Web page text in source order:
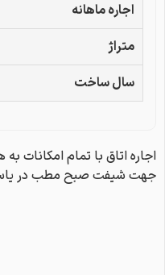
اجاره ماهانه
متراژ
سال ساخت
اجاره اتاق با تمام امکانات
جهت شیفت صبح مطب در